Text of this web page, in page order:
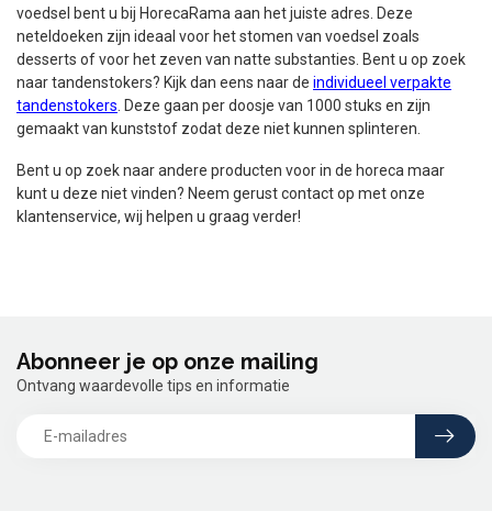
voedsel bent u bij HorecaRama aan het juiste adres. Deze
neteldoeken zijn ideaal voor het stomen van voedsel zoals
desserts of voor het zeven van natte substanties. Bent u op zoek
naar tandenstokers? Kijk dan eens naar de individueel verpakte
tandenstokers . Deze gaan per doosje van 1000 stuks en zijn
gemaakt van kunststof zodat deze niet kunnen splinteren.
Bent u op zoek naar andere producten voor in de horeca maar
kunt u deze niet vinden? Neem gerust contact op met onze
klantenservice, wij helpen u graag verder!
Abonneer je op onze mailing
Ontvang waardevolle tips en informatie